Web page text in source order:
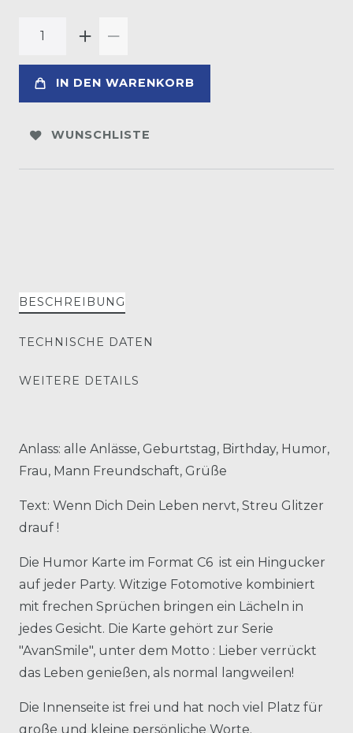
IN DEN WARENKORB
WUNSCHLISTE
BESCHREIBUNG
TECHNISCHE DATEN
WEITERE DETAILS
Anlass: alle Anlässe, Geburtstag, Birthday, Humor,
Frau, Mann Freundschaft, Grüße
Text: Wenn Dich Dein Leben nervt, Streu Glitzer
drauf !
Die Humor Karte im Format C6 ist ein Hingucker
auf jeder Party. Witzige Fotomotive kombiniert
mit frechen Sprüchen bringen ein Lächeln in
jedes Gesicht. Die Karte gehört zur Serie
"AvanSmile", unter dem Motto : Lieber verrückt
das Leben genießen, als normal langweilen!
Die Innenseite ist frei und hat noch viel Platz für
große und kleine persönliche Worte.